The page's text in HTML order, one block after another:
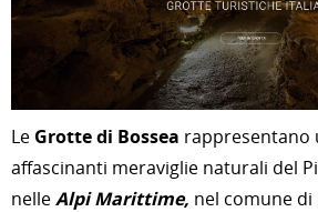
Le Grotte di Bossea rappresentano
affascinanti meraviglie naturali del
nelleAlpi Marittime, nel comune di